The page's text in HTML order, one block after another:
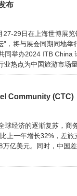
布
29日在上海世博展
，将与展会同期同地
同举办2024 ITB China
热点为中国旅游市场
Community (CTC)
经济的逐渐复苏，商
上一年增长32%，差
亿美元。同时，中国